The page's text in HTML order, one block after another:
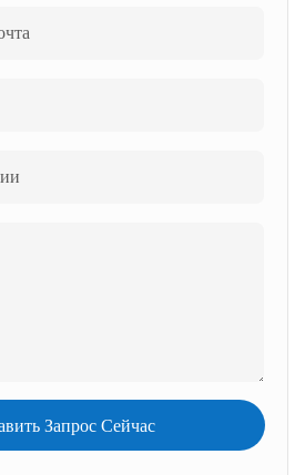
Запрос Сейчас